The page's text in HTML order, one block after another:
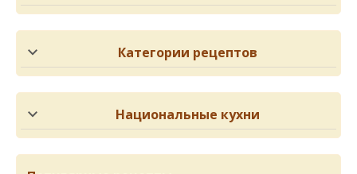
Категории рецептов
Национальные кухни